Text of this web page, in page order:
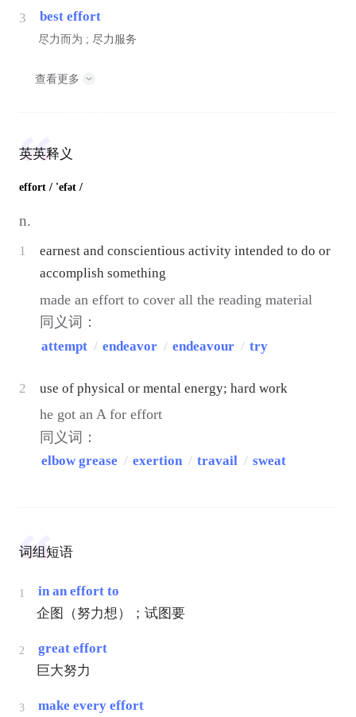
3 best effort
尽力而为 ; 尽力服务
查看更多
英英释义
effort / 'efət /
n.
1
earnest and conscientious activity intended to do or
accomplish something
made an effort to cover all the reading material
同义词：
attempt / endeavor / endeavour / try
2 use of physical or mental energy; hard work
he got an A for effort
同义词：
elbow grease / exertion / travail / sweat
词组短语
1
in an effort to
企图（努力想）；试图要
2
great effort
巨大努力
3 make every effort